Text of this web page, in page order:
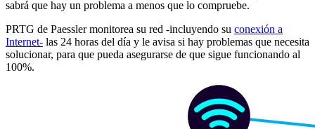
sabrá que hay un problema a menos que lo compruebe.
PRTG de Paessler monitorea su red -incluyendo su conexión a
Internet- las 24 horas del día y le avisa si hay problemas que necesita
solucionar, para que pueda asegurarse de que sigue funcionando al
100%.